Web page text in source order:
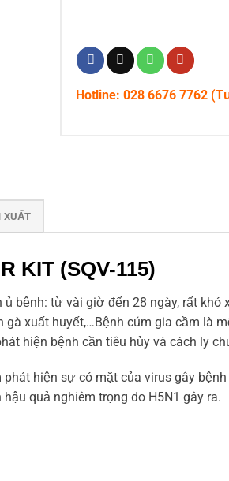
Hotline: 028 6676 7762
XUẤT
KIT (SQV-115)
bệnh: từ vài giờ đến 28 ngày, rất khó
xuất huyết,…Bệnh cúm gia cầm là
hiện bệnh cần tiêu hủy và cách ly
phát hiện sự có mặt của virus gây
quả nghiêm trọng do H5N1 gây ra.